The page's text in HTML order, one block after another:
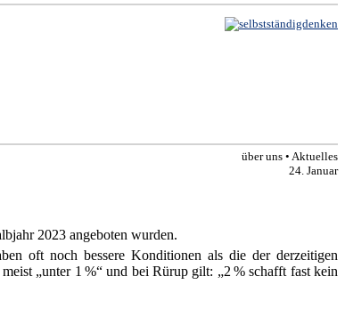
über uns • Aktuelles
24. Januar
2023 angeboten wurden.
oft noch bessere Konditionen als die der derzeitigen
„unter 1 %“ und bei Rürup gilt: „2 % schafft fast kein